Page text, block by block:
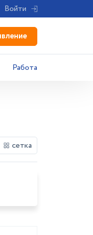
Войти
Работа
сетка